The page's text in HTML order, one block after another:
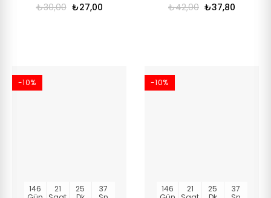
₺30,00 ₺27,00 ₺42,00 ₺37,80
-10%
146
21
25
36
-10%
146
21
25
36